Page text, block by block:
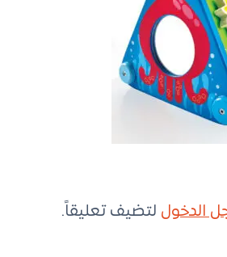
الدخول لتضيف تعليقاً.